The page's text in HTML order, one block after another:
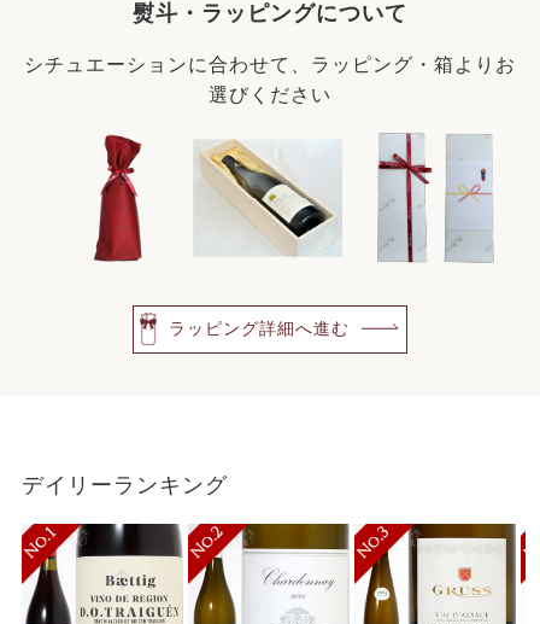
熨斗・ラッピングについて
シチュエーションに合わせて、ラッピング・箱よりお
選びください
ラッピング詳細へ進む
デイリーランキング